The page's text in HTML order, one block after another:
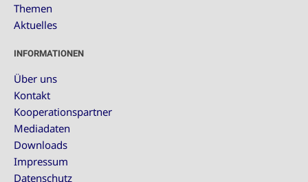
Themen
Aktuelles
INFORMATIONEN
Über uns
Kontakt
Kooperationspartner
Mediadaten
Downloads
Impressum
Datenschutz